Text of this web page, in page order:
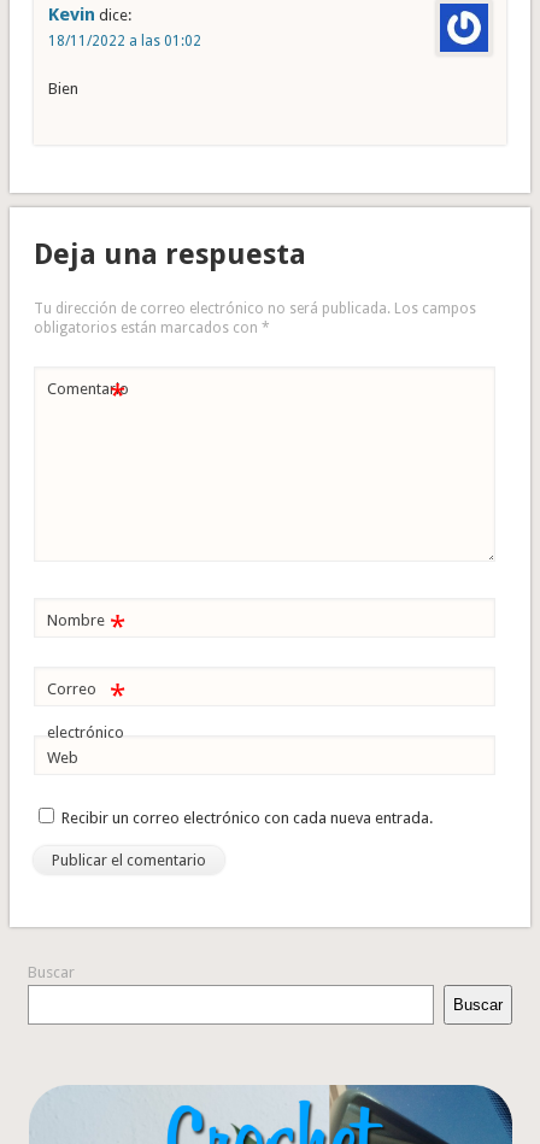
Kevin dice:
18/11/2022 a las 01:02
Bien
Deja una respuesta
Tu dirección de correo electrónico no será publicada. Los campos
obligatorios están marcados con *
Comentario
*
Nombre *
Correo
electrónico
*
Web
Recibir un correo electrónico con cada nueva entrada.
Buscar
Buscar